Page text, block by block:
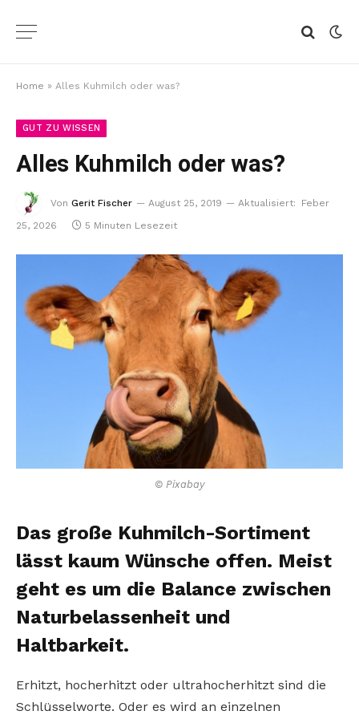
Home » Alles Kuhmilch oder was?
GUT ZU WISSEN
Alles Kuhmilch oder was?
Von Gerit Fischer August 25, 2019 Aktualisiert:
Feber
25, 2026
5 Minuten Lesezeit
© Pixabay
Das große Kuhmilch-Sortiment
lässt kaum Wünsche offen. Meist
geht es um die Balance zwischen
Naturbelassenheit und
Haltbarkeit.
Erhitzt, hocherhitzt oder ultrahocherhitzt sind die
Schlüsselworte. Oder es wird an einzelnen